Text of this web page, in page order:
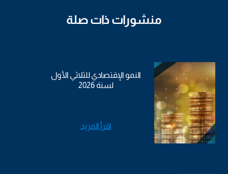
منشورات ذات صلة
النمو الإقتصادي للثلاثي الأول
لسنة 2026
اقرأ المزيد